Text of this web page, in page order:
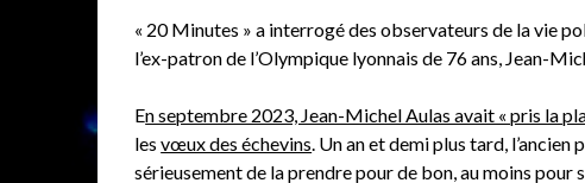
« 20 Minutes » a interrogé des observateurs de la vie
l’ex-patron de l’Olympique lyonnais de 76 ans, Jean-
En septembre 2023, Jean-Michel Aulas avait « pris la
lesvœux des échevins . Un an et demi plus tard,
sérieusement de la prendre pour de bon, au moins pour